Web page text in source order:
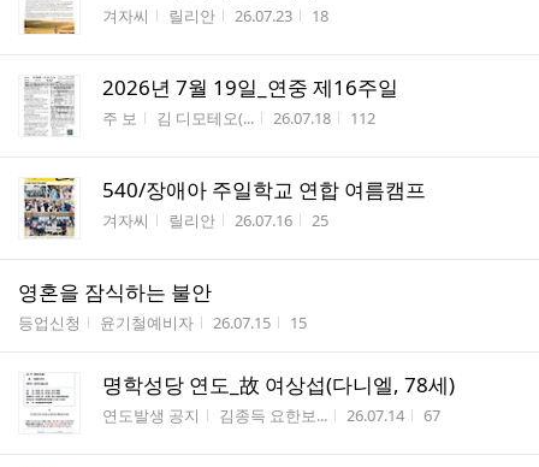
게시판명
겨자씨 작성자
릴리안 작성시간
26.07.23 조회수
18
2026년 7월 19일_연중 제16주일
게시판명
주 보 작성자
김 디모테오(... 작성시간
26.07.18 조회수
112
540/장애아 주일학교 연합 여름캠프
게시판명
겨자씨 작성자
릴리안 작성시간
26.07.16 조회수
25
영혼을 잠식하는 불안
게시판명
등업신청 작성자
윤기철예비자 작성시간
26.07.15 조회수
15
명학성당 연도_故 여상섭(다니엘, 78세)
게시판명
연도발생 공지 작성자
김종득 요한보... 작성시간
26.07.14 조회수
67